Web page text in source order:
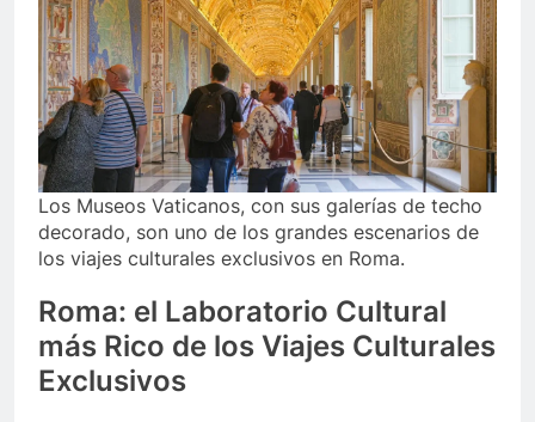
Los Museos Vaticanos, con sus galerías de techo
decorado, son uno de los grandes escenarios de
los viajes culturales exclusivos en Roma.
Roma: el Laboratorio Cultural
más Rico de los Viajes Culturales
Exclusivos